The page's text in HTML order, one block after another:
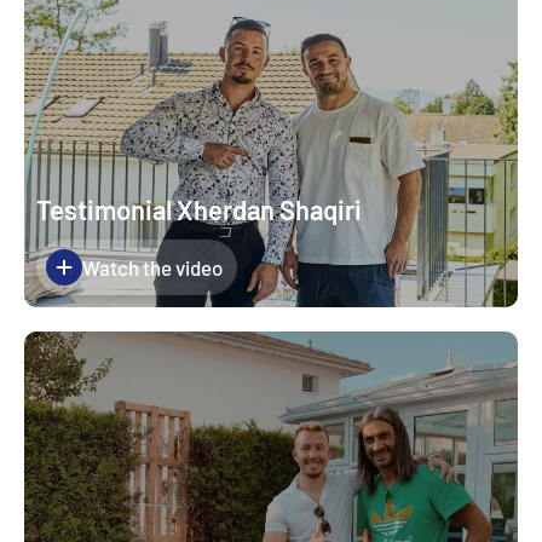
Testimonial Xherdan Shaqiri
Watch the video